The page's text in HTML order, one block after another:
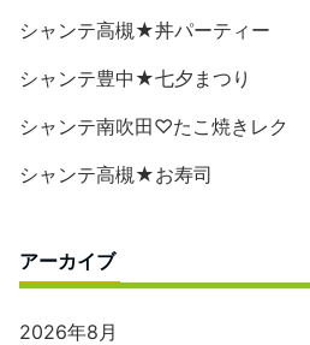
シャンテ高槻★丼パーティー
シャンテ豊中★七夕まつり
シャンテ南吹田♡たこ焼きレク
シャンテ高槻★お寿司
アーカイブ
2026年8月